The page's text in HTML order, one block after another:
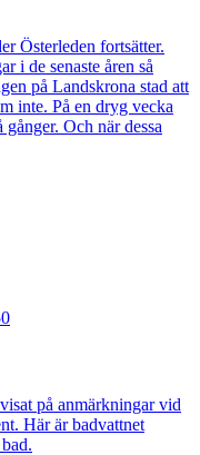
Österleden fortsätter.
i de senaste åren så
på Landskrona stad att
inte. På en dryg vecka
Och när dessa
på anmärkningar vid
Här är badvattnet